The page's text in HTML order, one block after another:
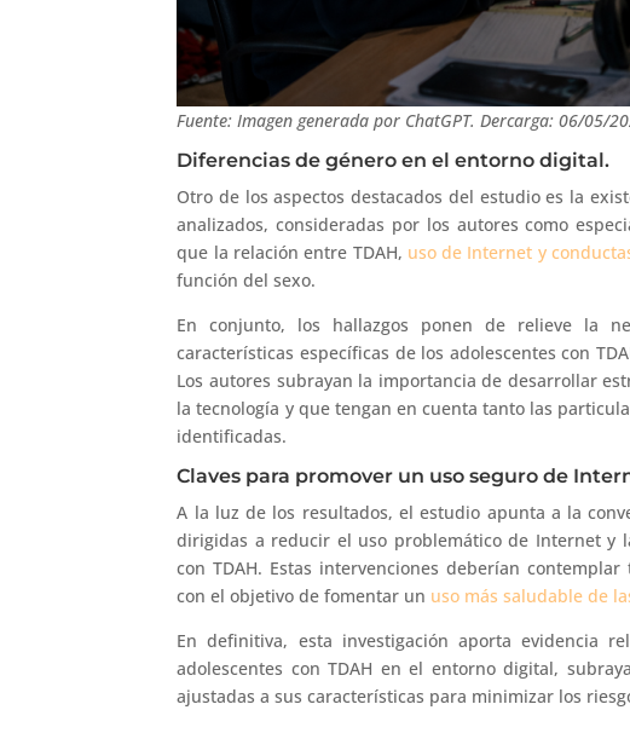
Fuente: Imagen generada por ChatGPT. Dercarga: 06/05/
Diferencias de género en el entorno digital.
Otro de los aspectos destacados del estudio es la
analizados, consideradas por los autores como
que la relación entre TDAH, uso de Internet y
función del sexo.
En conjunto, los hallazgos ponen de relieve la
características específicas de los adolescentes con
Los autores subrayan la importancia de desarrollar
la tecnología y que tengan en cuenta tanto las
identificadas.
Claves para promover un uso seguro de
A la luz de los resultados, el estudio apunta a la
dirigidas a reducir el uso problemático de Internet y
con TDAH. Estas intervenciones deberían
con el objetivo de fomentar un uso más saludable de
En definitiva, esta investigación aporta evidencia
adolescentes con TDAH en el entorno digital,
ajustadas a sus características para minimizar los